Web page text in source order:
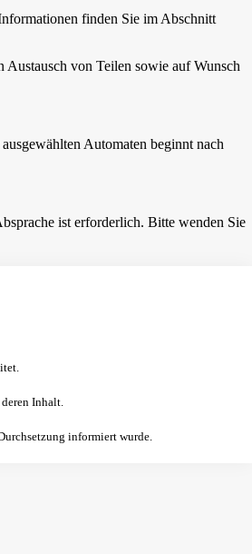
finden Sie im Abschnitt
von Teilen sowie auf Wunsch
Automaten beginnt nach
ist erforderlich. Bitte wenden Sie
Inhalt.
informiert wurde.